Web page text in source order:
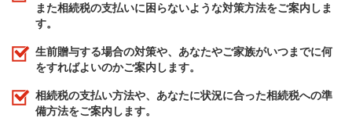
また相続税の支払いに困らないような対策方法をご案内しま
す。
生前贈与する場合の対策や、あなたやご家族がいつまでに何
をすればよいのかご案内します。
相続税の支払い方法や、あなたに状況に合った相続税への準
備方法をご案内します。